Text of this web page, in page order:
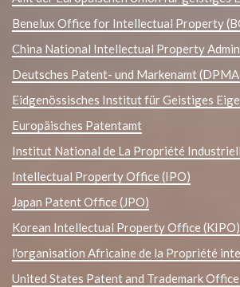
Benelux Office for Intellectual Property
China National Intellectual Property
Deutsches Patent- und Markenamt
Eidgenössisches Institut für Geistiges
Europäisches Patentamt
Institut National de La Propriété
Intellectual Property Office (IPO)
Japan Patent Office (JPO)
Korean Intellectual Property Office (KIPO)
l'organisation Africaine de la Propriété
United States Patent and Trademark Office